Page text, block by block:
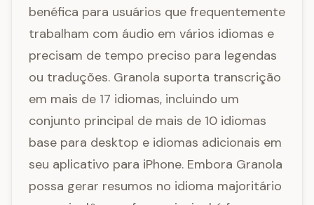
benéfica para usuários que frequentemente
trabalham com áudio em vários idiomas e
precisam de tempo preciso para legendas
ou traduções. Granola suporta transcrição
em mais de 17 idiomas, incluindo um
conjunto principal de mais de 10 idiomas
base para desktop e idiomas adicionais em
seu aplicativo para iPhone. Embora Granola
possa gerar resumos no idioma majoritário